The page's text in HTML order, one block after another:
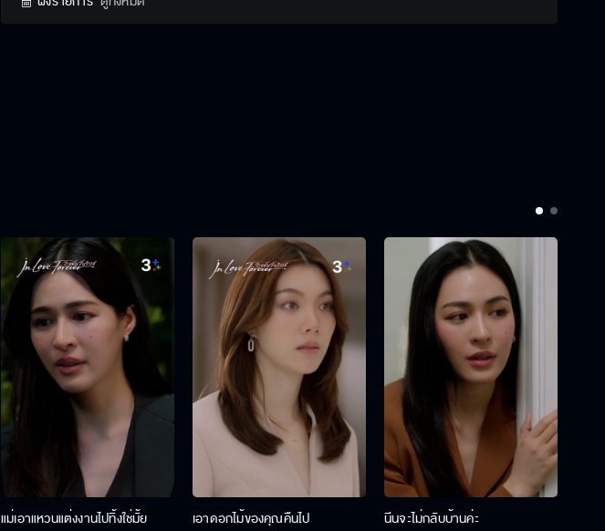
แม่เอาแหวนแต่งงานไปทิ้งใช่มั้ย เอาดอกไม้ของคุณคืนไป นีนจะไม่กลับบ้านค่ะ